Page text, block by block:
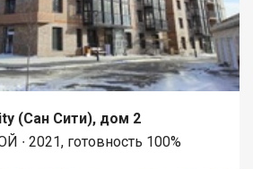
(Сан Сити), дом 2
∙ 2021, готовность 100%